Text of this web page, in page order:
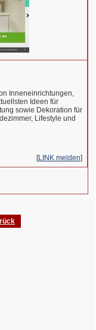
Inneneinrichtungen,
Ideen für
sowie Dekoration für
Lifestyle und
[LINK melden]